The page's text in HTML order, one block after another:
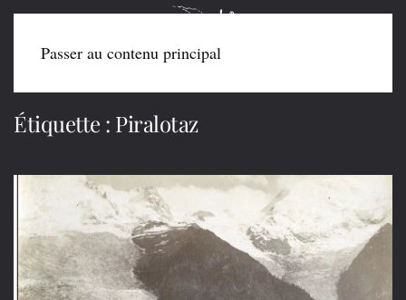
Passer au contenu principal
Étiquette : Piralotaz